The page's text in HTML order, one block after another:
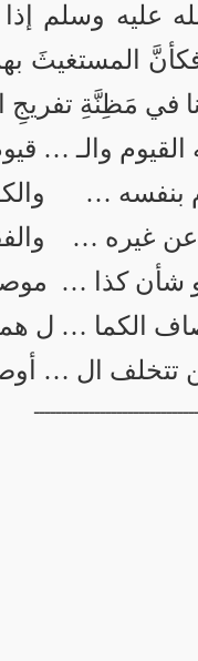
عليه وسلم
فكأنَّ
في مَظِنَّةِ تفريجِ
والـ …
بنفسه …
عن غيره …
شأن كذا …
الكما … ل
تتخلف ال …